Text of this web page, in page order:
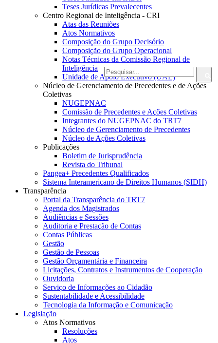
Teses Jurídicas Prevalecentes
Centro Regional de Inteligência - CRI
Atas das Reuniões
Atos Normativos
Composição do Grupo Decisório
Composição do Grupo Operacional
Notas Técnicas da Comissão Regional de
Inteligência
Unidade de Apoio Executivo (UAE)
Núcleo de Gerenciamento de Precedentes e de Ações
Coletivas
NUGEPNAC
Comissão de Precedentes e Ações Coletivas
Integrantes do NUGEPNAC do TRT7
Núcleo de Gerenciamento de Precedentes
Núcleo de Ações Coletivas
Publicações
Boletim de Jurisprudência
Revista do Tribunal
Pangea+ Precedentes Qualificados
Sistema Interamericano de Direitos Humanos (SIDH)
Transparência
Portal da Transparência do TRT7
Agenda dos Magistrados
Audiências e Sessões
Auditoria e Prestação de Contas
Contas Públicas
Gestão
Gestão de Pessoas
Gestão Orçamentária e Financeira
Licitações, Contratos e Instrumentos de Cooperação
Ouvidoria
Serviço de Informações ao Cidadão
Sustentabilidade e Acessibilidade
Tecnologia da Informação e Comunicação
Legislação
Atos Normativos
Resoluções
Atos